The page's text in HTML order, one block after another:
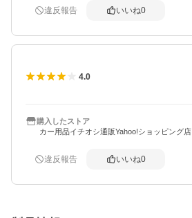
違反報告 いいね0
4.0
購入したストア
カー用品イチオシ通販Yahoo!ショッピング店
違反報告 いいね0